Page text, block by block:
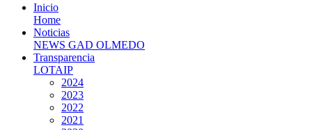
Inicio
Home
Noticias
NEWS GAD OLMEDO
Transparencia
LOTAIP
2024
2023
2022
2021